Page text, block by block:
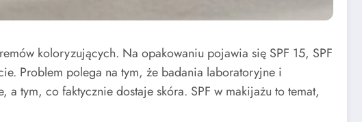
koloryzujących. Na opakowaniu pojawia się SPF 15, SPF
Problem polega na tym, że badania laboratoryjne i
tym, co faktycznie dostaje skóra. SPF w makijażu to temat,